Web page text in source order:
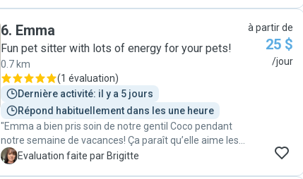
6. Emma
Fun pet sitter with lots of energy for your pets!
0.7 km
(1 évaluation)
Dernière activité: il y a 5 jours
Répond habituellement dans les une heure
"Emma a bien pris soin de notre gentil Coco pendant
notre semaine de vacances! Ça paraît qu’elle aime les
chats! Nous la recommandons. "
B Evaluation faite par Brigitte
à partir de
25 $
/jour